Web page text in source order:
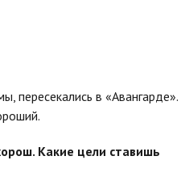
пересекались в «Авангарде».
Какие цели ставишь